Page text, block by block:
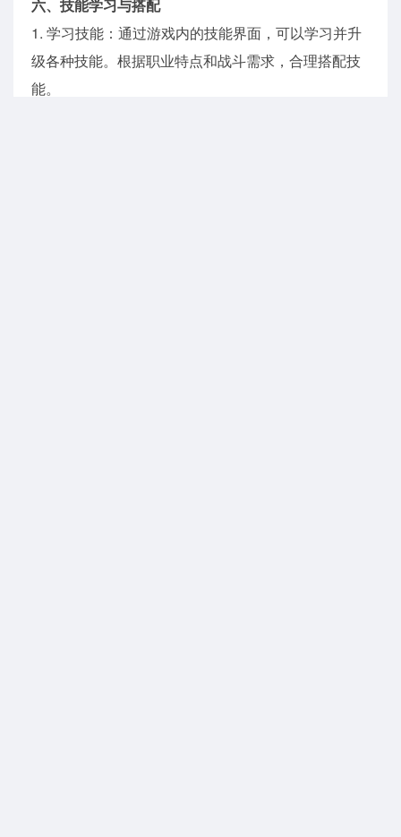
六、技能学习与搭配
1. 学习技能：通过游戏内的技能界面，可以学习并升
级各种技能。根据职业特点和战斗需求，合理搭配技
能。